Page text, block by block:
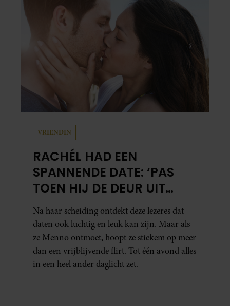
het publiek ook aan het denken zet.
VRIENDIN
RACHÉL HAD EEN
SPANNENDE DATE: ‘PAS
TOEN HIJ DE DEUR UIT
WAS, BESEFTE IK WAT ER
ECHT WAS GEBEURD’
Na haar scheiding ontdekt deze lezeres dat
daten ook luchtig en leuk kan zijn. Maar als
ze Menno ontmoet, hoopt ze stiekem op meer
dan een vrijblijvende flirt. Tot één avond alles
in een heel ander daglicht zet.